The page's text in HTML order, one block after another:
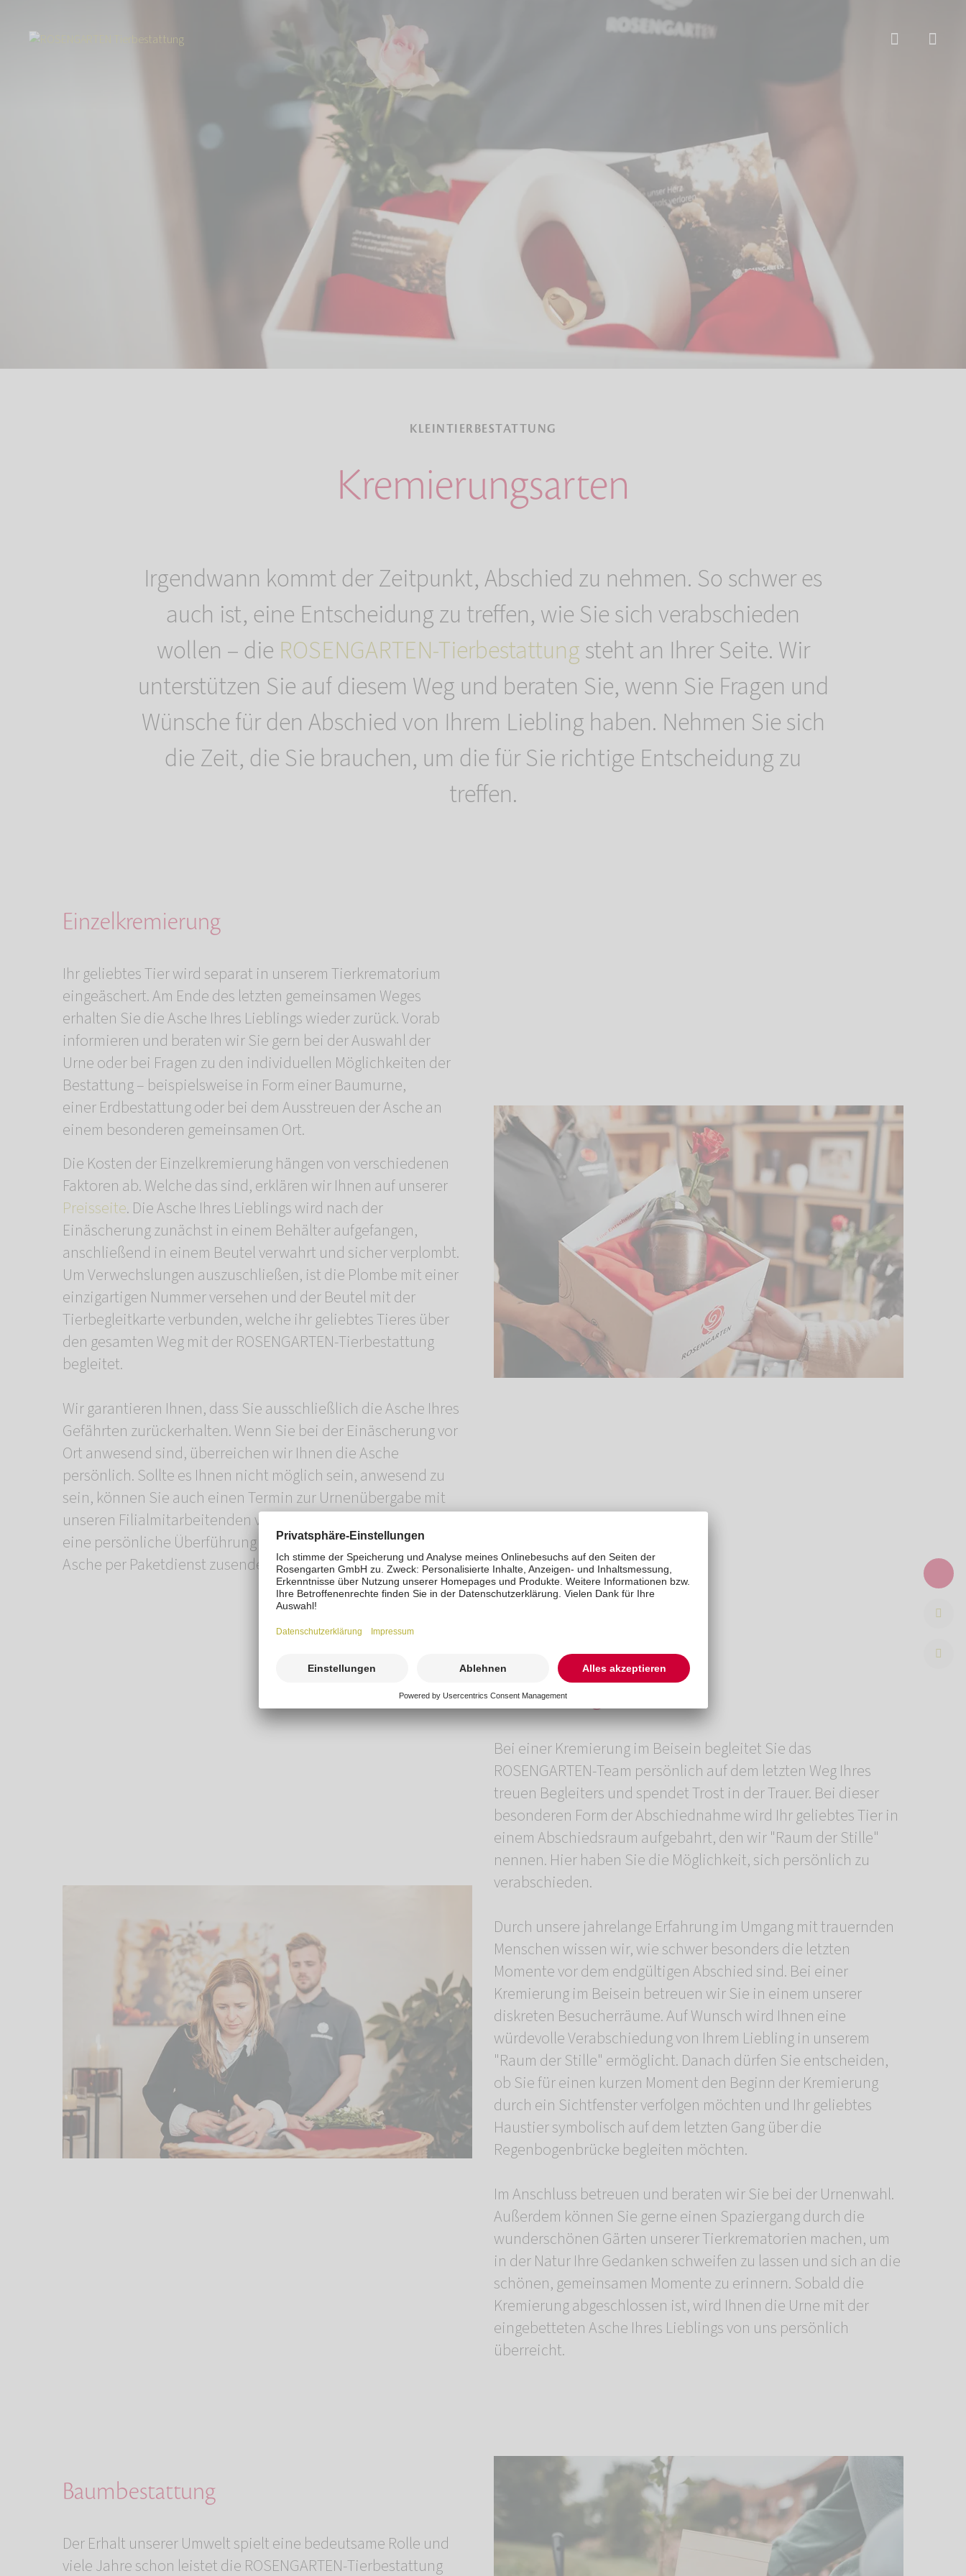
KLEINTIERBESTATTUNG
Kremierungsarten
Irgendwann kommt der Zeitpunkt, Abschied zu nehmen. So schwer es
auch ist, eine Entscheidung zu treffen, wie Sie sich verabschieden
wollen – die ROSENGARTEN-Tierbestattungsteht an Ihrer Seite. Wir
unterstützen Sie auf diesem Weg und beraten Sie, wenn Sie Fragen und
Wünsche für den Abschied von Ihrem Liebling haben. Nehmen Sie sich
die Zeit, die Sie brauchen, um die für Sie richtige Entscheidung zu
treffen.
Einzelkremierung
Ihr geliebtes Tier wird separat in unserem Tierkrematorium
eingeäschert. Am Ende des letzten gemeinsamen Weges
erhalten Sie die Asche Ihres Lieblings wieder zurück. Vorab
informieren und beraten wir Sie gern bei der Auswahl der
Urne oder bei Fragen zu den individuellen Möglichkeiten der
Bestattung – beispielsweise in Form einer Baumurne,
einer Erdbestattung oder bei dem Ausstreuen der Asche an
einem besonderen gemeinsamen Ort.
Die Kosten der Einzelkremierung hängen von verschiedenen
Faktoren ab. Welche das sind, erklären wir Ihnen auf unserer
Preisseite. Die Asche Ihres Lieblings wird nach der
Einäscherung zunächst in einem Behälter aufgefangen,
anschließend in einem Beutel verwahrt und sicher verplombt.
Um Verwechslungen auszuschließen, ist die Plombe mit einer
einzigartigen Nummer versehen und der Beutel mit der
Tierbegleitkarte verbunden, welche ihr geliebtes Tieres über
den gesamten Weg mit der ROSENGARTEN-Tierbestattung
begleitet.
Wir garantieren Ihnen, dass Sie ausschließlich die Asche Ihres
Gefährten zurückerhalten. Wenn Sie bei der Einäscherung vor
Ort anwesend sind, überreichen wir Ihnen die Asche
persönlich. Sollte es Ihnen nicht möglich sein, anwesend zu
sein, können Sie auch einen Termin zur Urnenübergabe mit
unseren Filialmitarbeitenden vereinbaren, das Filialteam um
eine persönliche Überführung nach Hause bitten oder sich die
Asche per Paketdienst zusenden lassen.
Kremierung im Beisein
Bei einer Kremierung im Beisein begleitet Sie das
ROSENGARTEN-Team persönlich auf dem letzten Weg Ihres
treuen Begleiters und spendet Trost in der Trauer. Bei dieser
besonderen Form der Abschiednahme wird Ihr geliebtes Tier in
einem Abschiedsraum aufgebahrt, den wir "Raum der Stille"
nennen. Hier haben Sie die Möglichkeit, sich persönlich zu
verabschieden.
Durch unsere jahrelange Erfahrung im Umgang mit trauernden
Menschen wissen wir, wie schwer besonders die letzten
Momente vor dem endgültigen Abschied sind. Bei einer
Kremierung im Beisein betreuen wir Sie in einem unserer
diskreten Besucherräume. Auf Wunsch wird Ihnen eine
würdevolle Verabschiedung von Ihrem Liebling in unserem
"Raum der Stille" ermöglicht. Danach dürfen Sie entscheiden,
ob Sie für einen kurzen Moment den Beginn der Kremierung
durch ein Sichtfenster verfolgen möchten und Ihr geliebtes
Haustier symbolisch auf dem letzten Gang über die
Regenbogenbrücke begleiten möchten.
Im Anschluss betreuen und beraten wir Sie bei der Urnenwahl.
Außerdem können Sie gerne einen Spaziergang durch die
wunderschönen Gärten unserer Tierkrematorien machen, um
in der Natur Ihre Gedanken schweifen zu lassen und sich an die
schönen, gemeinsamen Momente zu erinnern. Sobald die
Kremierung abgeschlossen ist, wird Ihnen die Urne mit der
eingebetteten Asche Ihres Lieblings von uns persönlich
überreicht.
Baumbestattung
Der Erhalt unserer Umwelt spielt eine bedeutsame Rolle und
viele Jahre schon leistet die ROSENGARTEN-Tierbestattung